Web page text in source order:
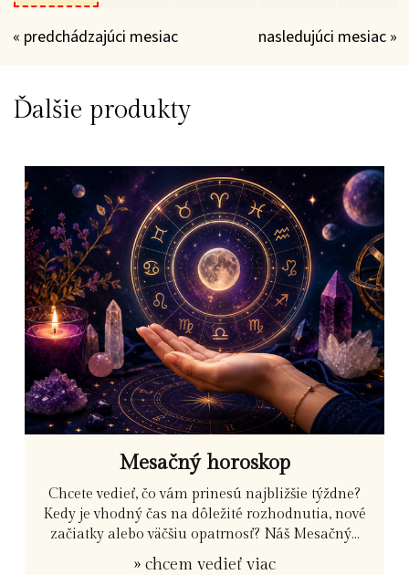
« predchádzajúci mesiac nasledujúci mesiac »
Ďalšie produkty
Mesačný horoskop
Chcete vedieť, čo vám prinesú najbližšie týždne?
Kedy je vhodný čas na dôležité rozhodnutia, nové
začiatky alebo väčšiu opatrnosť? Náš Mesačný...
» chcem vedieť viac